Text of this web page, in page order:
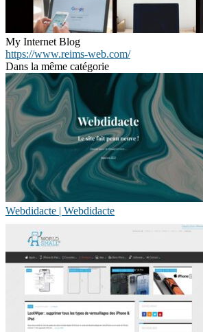
My Internet Blog
https://www.reims-web.com/
Dans la même catégorie
Webdidacte | Webdidacte